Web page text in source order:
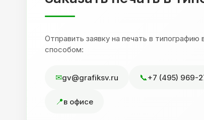
Отправить заявку на печать в
способом:
gv@grafiksv.ru +7 (495) 969-
в офисе